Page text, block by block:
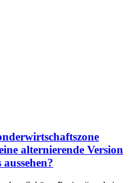
alternierende Version